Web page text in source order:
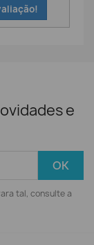
e
tal, consulte a